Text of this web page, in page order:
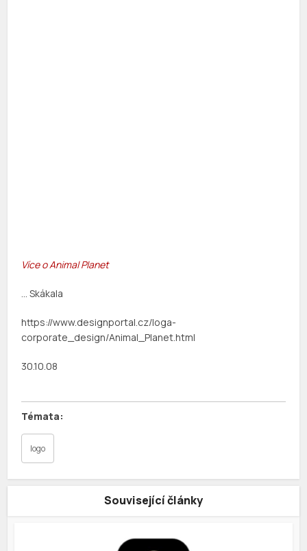
Víceo Animal Planet
… Skákala
https://www.designportal.cz/loga-
corporate_design/Animal_Planet.html
30.10.08
logo
Související články